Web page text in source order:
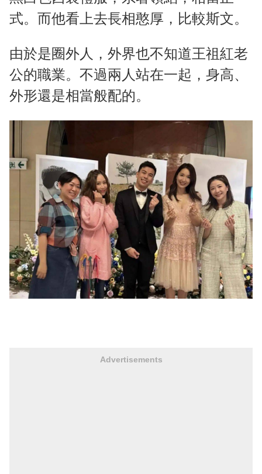
式。而他看上去長相憨厚，比較斯文。
由於是圈外人，外界也不知道王祖紅老
公的職業。不過兩人站在一起，身高、
外形還是相當般配的。
Advertisements